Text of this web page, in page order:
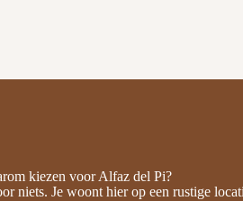
kiezen voor Alfaz del Pi?
niets. Je woont hier op een rustige